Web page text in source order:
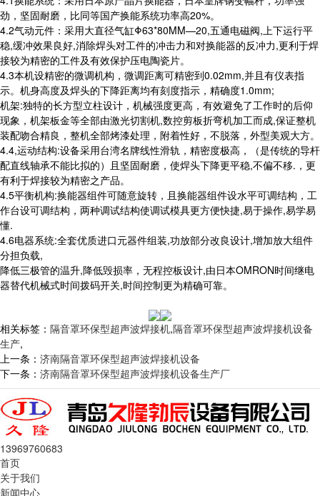
劲，坚固耐磨，比同等国产换能系统功率高20%。
4.2气动元件：采用大直径气缸Φ63*80MM—20,五通电磁阀,上下运行平
稳,缓冲效果良好,消除焊头对工件的冲击力和对换能器的反冲力,更利于焊
接较为精密的工件及有效保护压电陶瓷片。
4.3本机设精密的微调机构，微调距离可精密到0.02mm,并且有仪表指
示。机身高度及焊头的下降距离均有刻度指示，精确度1.0mm;
机架:独特的长方型立柱设计，机械强度更高，有效避免了工作时的后仰
现象，机架板金等全部由激光切割机,数控剪板折弯机加工而成,保证整机
装配吻合精良，整机全部烤漆处理，附着性好，不脱落，外型美观大方。
4.4,运动结构:设备采用台湾名牌线性滑轨，精密度极高，（是传统的导杆
配直线轴承不能比拟的）且坚固耐磨，使焊头下降更平稳,不偏不移.，更
有利于焊接较为精密之产品。
4.5平衡机构:换能器组件可随意旋转，且换能器组件设水平可调结构，工
作台设可调结构，两种调试结构使调试模具更方便快捷,易于操作,易学易
懂.
4.6电器系统:全套优质进口元器件组装,功放部分改良设计,增加放大组件
分担负载,
降低三极管的温升,降低毁损率，无程控板设计,由日本OMRON时间继电
器替代机械式时间拨码开关,时间控制更为精确可靠。
相关标签： 隔音罩环保型超声波焊接机,隔音罩环保型超声波焊接机设备
生产,
上一条： 济南隔音罩环保型超声波焊接机设备
下一条： 济南隔音罩环保型超声波焊接机设备生产厂
13969760683
首页
关于我们
新闻中心